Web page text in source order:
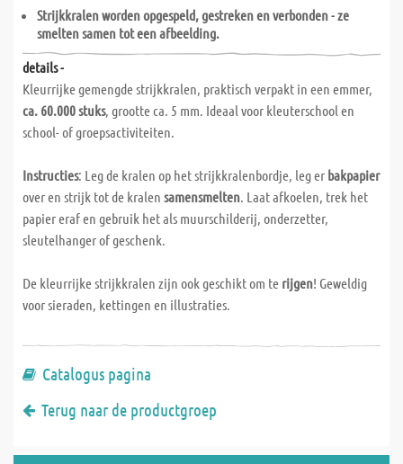
Strijkkralen worden opgespeld, gestreken en verbonden - ze
smelten samen tot een afbeelding.
details -
Kleurrijke gemengde strijkkralen, praktisch verpakt in een emmer,
ca. 60.000 stuks, grootte ca. 5 mm. Ideaal voor kleuterschool en
school- of groepsactiviteiten.
Instructies: Leg de kralen op het strijkkralenbordje, leg er bakpapier
over en strijk tot de kralen samensmelten. Laat afkoelen, trek het
papier eraf en gebruik het als muurschilderij, onderzetter,
sleutelhanger of geschenk.
De kleurrijke strijkkralen zijn ook geschikt om te rijgen! Geweldig
voor sieraden, kettingen en illustraties.
Catalogus pagina
Terug naar de productgroep